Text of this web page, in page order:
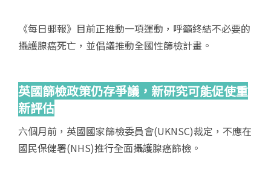
《每日郵報》目前正推動一項運動，呼籲終結不必要的
攝護腺癌死亡，並倡議推動全國性篩檢計畫。
英國篩檢政策仍存爭議，新研究可能促使重
新評估
六個月前，英國國家篩檢委員會(UKNSC)裁定，不應在
國民保健署(NHS)推行全面攝護腺癌篩檢。